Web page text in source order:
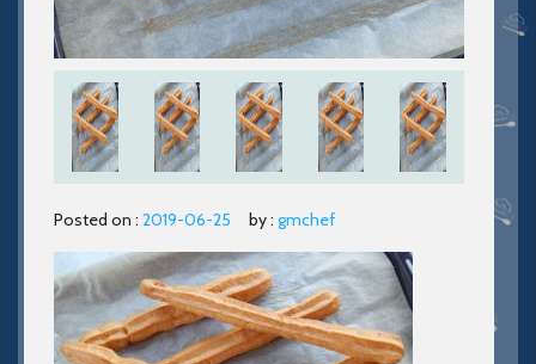
Posted on : 2019-06-25 by : gmchef